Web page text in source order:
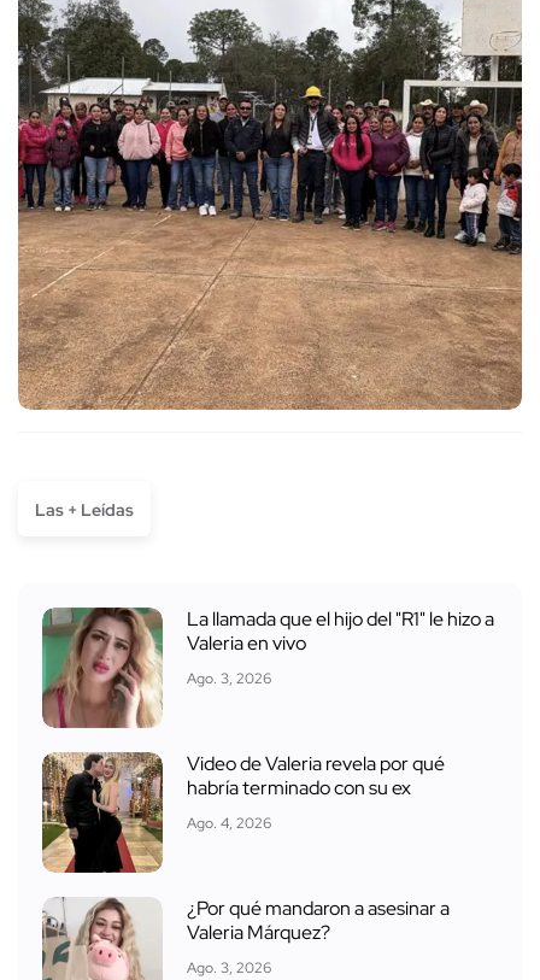
Las + Leídas
La llamada que el hijo del "R1" le hizo a
Valeria en vivo
Ago. 3, 2026
Video de Valeria revela por qué
habría terminado con su ex
Ago. 4, 2026
¿Por qué mandaron a asesinar a
Valeria Márquez?
Ago. 3, 2026